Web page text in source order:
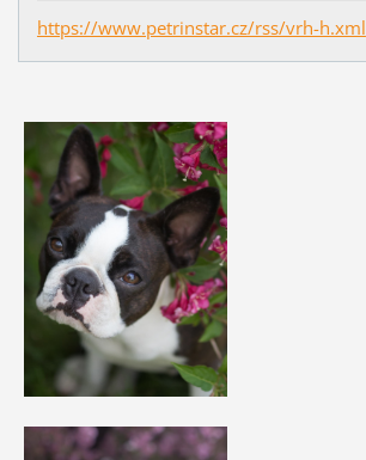
https://www.petrinstar.cz/rss/vrh-h.xml